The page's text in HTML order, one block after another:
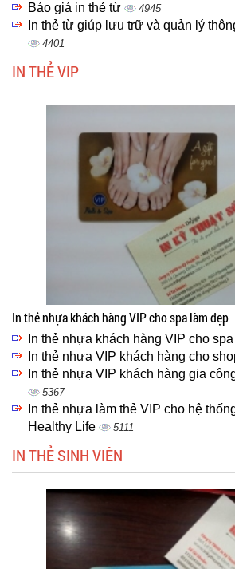
Báo giá in thẻ từ 4945
In thẻ từ giúp lưu trữ và quản lý
4401
IN THẺ VIP
In thẻ nhựa khách hàng VIP cho spa làm đẹp
In thẻ nhựa khách hàng VIP cho
In thẻ nhựa VIP khách hàng cho
In thẻ nhựa VIP khách hàng gia
5367
In thẻ nhựa làm thẻ VIP cho hệ
Healthy Life
5111
IN THẺ SINH VIÊN